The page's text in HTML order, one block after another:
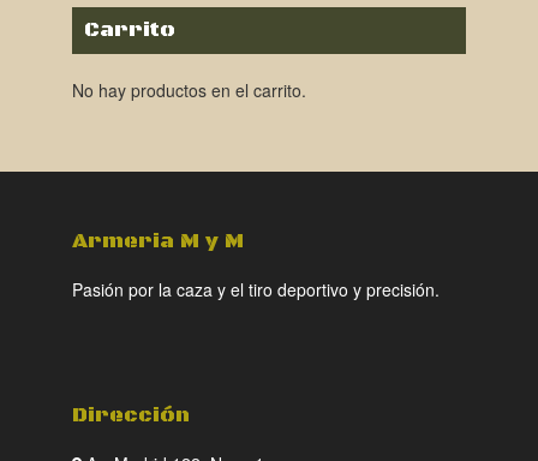
Carrito
No hay productos en el carrito.
Armeria M y M
Pasión por la caza y el tiro deportivo y precisión.
Dirección